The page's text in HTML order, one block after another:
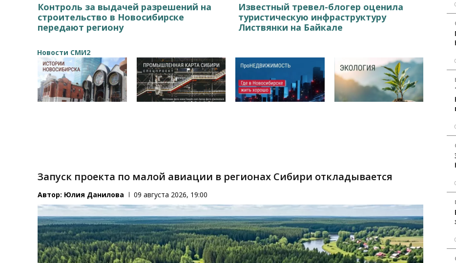
Контроль за выдачей разрешений на
строительство в Новосибирске
передают региону
Известный тревел-блогер оценила
туристическую инфраструктуру
Листвянки на Байкале
Новости СМИ2
Запуск проекта по малой авиации в регионах Сибири откладывается
Автор: Юлия Данилова 09 августа 2026, 19:00